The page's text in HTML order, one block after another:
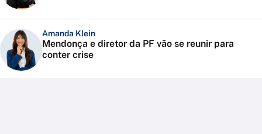
Amanda Klein
Mendonça e diretor da PF vão se reunir para
conter crise